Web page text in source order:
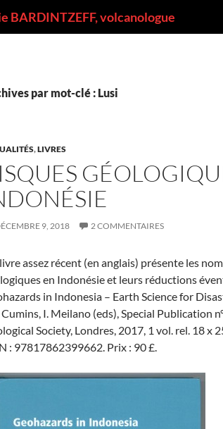
BARDINTZEFF, volcanologue
par mot-clé : Lusi
,LIVRES
9, 2018 2 COMMENTAIRES
assez récent (en anglais) présente les
en Indonésie et leurs réductions
in Indonesia – Earth Science for
Cumins, I. Meilano (eds), Special Publication
Society, Londres, 2017, 1 vol. rel. 18 x
: 97817862399662. Prix : 90 £.